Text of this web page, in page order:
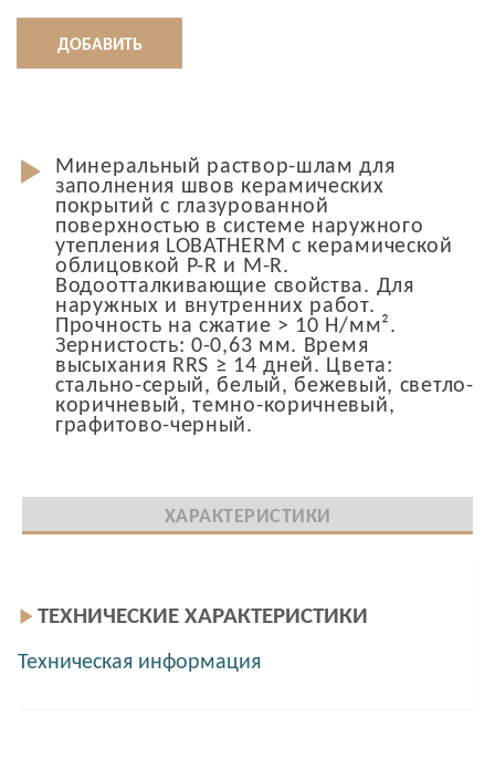
ДОБАВИТЬ
Минеральный раствор-шлам для
заполнения швов керамических
покрытий с глазурованной
поверхностью в системе наружного
утепления LOBATHERM с керамической
облицовкой P-R и M-R.
Водоотталкивающие свойства. Для
наружных и внутренних работ.
Прочность на сжатие > 10 Н/мм².
Зернистость: 0-0,63 мм. Время
высыхания RRS ≥ 14 дней. Цвета:
стально-серый, белый, бежевый, светло-
коричневый, темно-коричневый,
графитово-черный.
ХАРАКТЕРИСТИКИ
ТЕХНИЧЕСКИЕ ХАРАКТЕРИСТИКИ
Техническая информация